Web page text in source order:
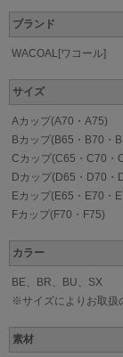
ブランド
WACOAL[ワコール]
サイズ
Aカップ(A70・A75)
Bカップ(B65・B70・
Cカップ(C65・C70・
Dカップ(D65・D70・
Eカップ(E65・E70・
Fカップ(F70・F75)
カラー
BE、BR、BU、SX
※サイズによりお取扱
素材